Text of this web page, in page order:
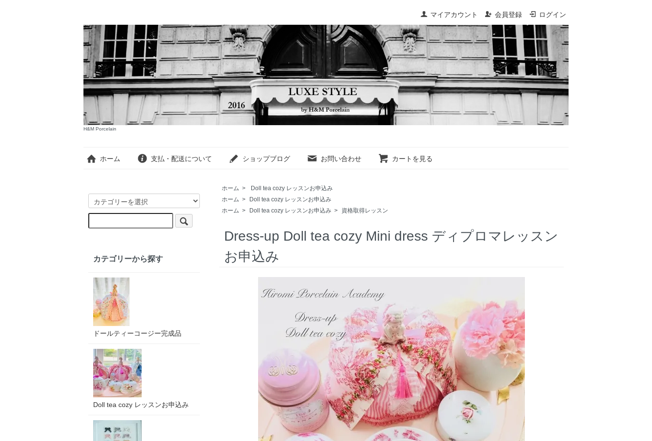
マイアカウント 会員登録 ログイン
H&M Porcelain
ホーム 支払・配送について ショップブログ お問い合わせ カートを見る
ホーム >
Doll tea cozy レッスンお申込み
ホーム >
Doll tea cozy レッスンお申込み
ホーム > Doll tea cozy レッスンお申込み > 資格取得レッスン
Dress-up Doll tea cozy Mini dress ディプロマレッスン
お申込み
カテゴリーから探す
ドールティーコージー完成品
Doll tea cozy レッスンお申込み